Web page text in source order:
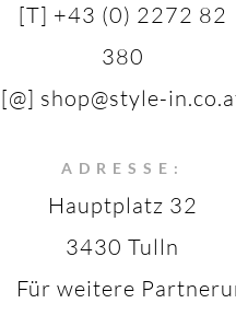
[T] +43 (0) 2272 82
380
[@] shop@style-
ADRESSE:
Hauptplatz 32
3430 Tulln
Für weitere